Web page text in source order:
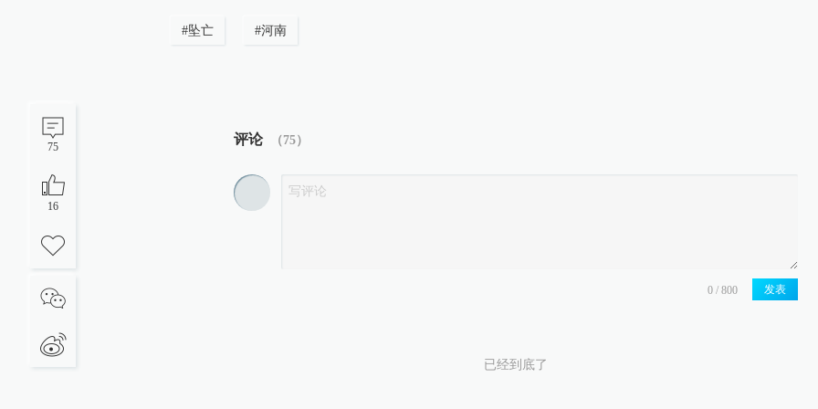
75
16
#坠亡 #河南
评论 （75）
发表
已经到底了